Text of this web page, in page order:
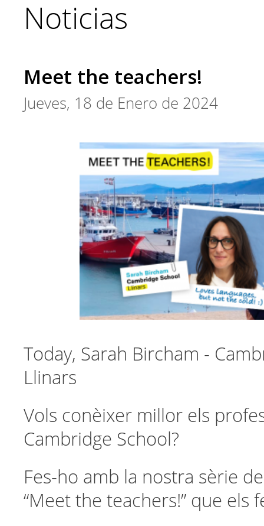
Noticias
Meet the teachers!
Jueves, 18 de Enero de 2024
Today, Sarah Bircham -
Llinars
Vols conèixer millor els
Cambridge School?
Fes-ho amb la nostra sèrie
“Meet the teachers!” que els